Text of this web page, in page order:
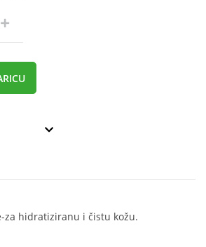
za hidratiziranu i čistu kožu.